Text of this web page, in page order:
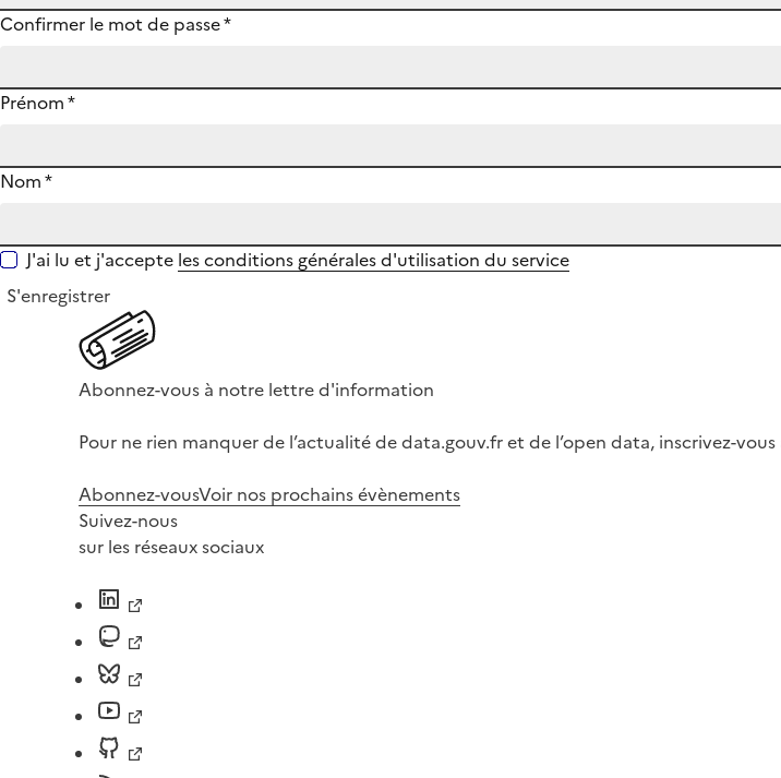
Confirmer le mot de passe*
Prénom*
Nom*
J'ai lu et j'accepte les conditions générales d'utilisation du service
S'enregistrer
Abonnez-vous à notre lettre d'information
Pour ne rien manquer de l’actualité de data.gouv.fr et de l’open data, inscrivez-
Abonnez-vousVoir nos prochains évènements
Suivez-nous
sur les réseaux sociaux